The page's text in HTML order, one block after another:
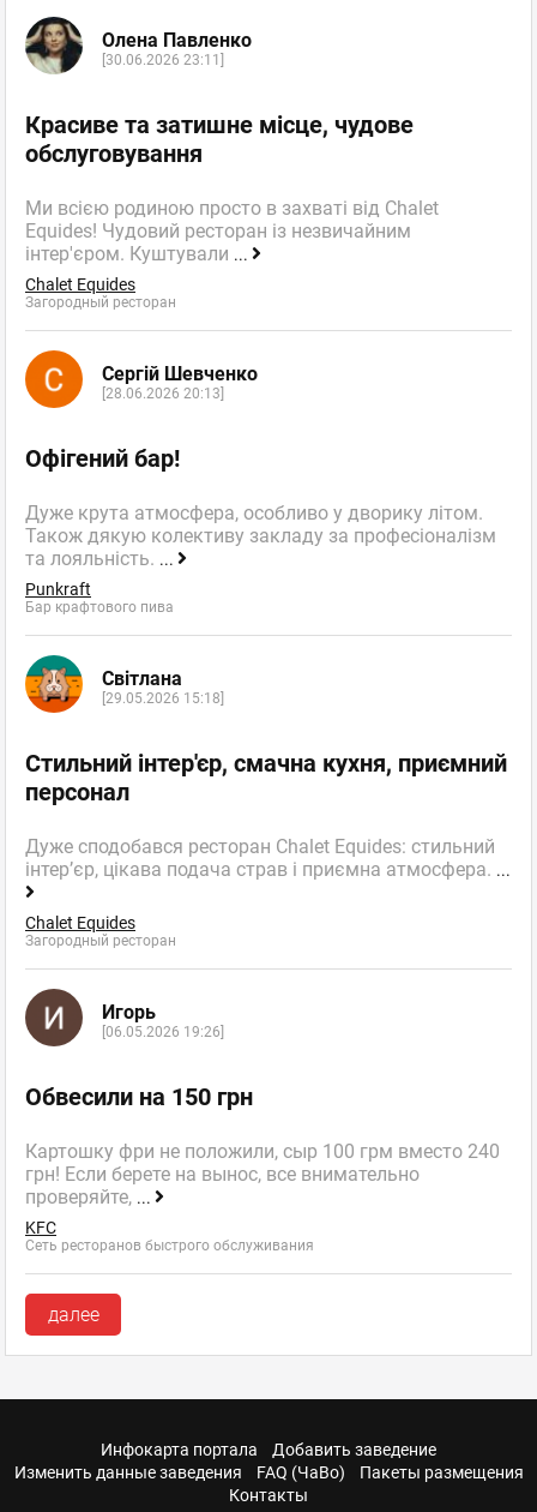
Олена Павленко
[30.06.2026 23:11]
Красиве та затишне місце, чудове
обслуговування
Ми всією родиною просто в захваті від Chalet
Equides! Чудовий ресторан із незвичайним
інтер'єром. Куштували ...
Chalet Equides
Загородный ресторан
Сергій Шевченко
[28.06.2026 20:13]
Офігений бар!
Дуже крута атмосфера, особливо у дворику літом.
Також дякую колективу закладу за професіоналізм
та лояльність. ...
Punkraft
Бар крафтового пива
Світлана
[29.05.2026 15:18]
Стильний інтер'єр, смачна кухня, приємний
персонал
Дуже сподобався ресторан Chalet Equides: стильний
інтер’єр, цікава подача страв і приємна атмосфера. ...
Chalet Equides
Загородный ресторан
Игорь
[06.05.2026 19:26]
Обвесили на 150 грн
Картошку фри не положили, сыр 100 грм вместо 240
грн! Если берете на вынос, все внимательно
проверяйте, ...
KFC
Сеть ресторанов быстрого обслуживания
далее
Инфокарта портала
Добавить заведение
Изменить данные заведения
FAQ (ЧаВо)
Пакеты размещения
Контакты